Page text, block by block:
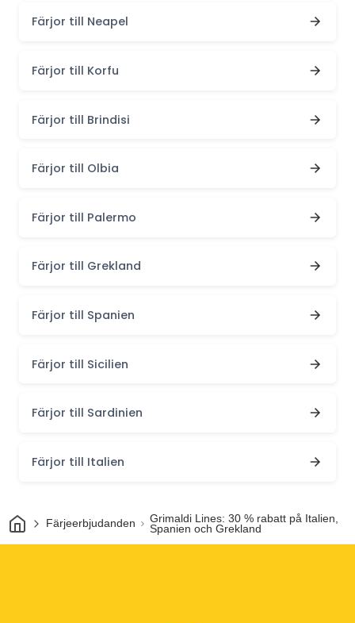
Färjor till Neapel
Färjor till Korfu
Färjor till Brindisi
Färjor till Olbia
Färjor till Palermo
Färjor till Grekland
Färjor till Spanien
Färjor till Sicilien
Färjor till Sardinien
Färjor till Italien
HemFärjeerbjudanden
Grimaldi Lines: 30 % rabatt på Italien,
Spanien och Grekland